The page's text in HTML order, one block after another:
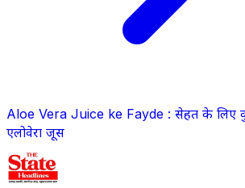
Aloe Vera Juice ke Fayde : सेहत के लिए
एलोवेरा जूस